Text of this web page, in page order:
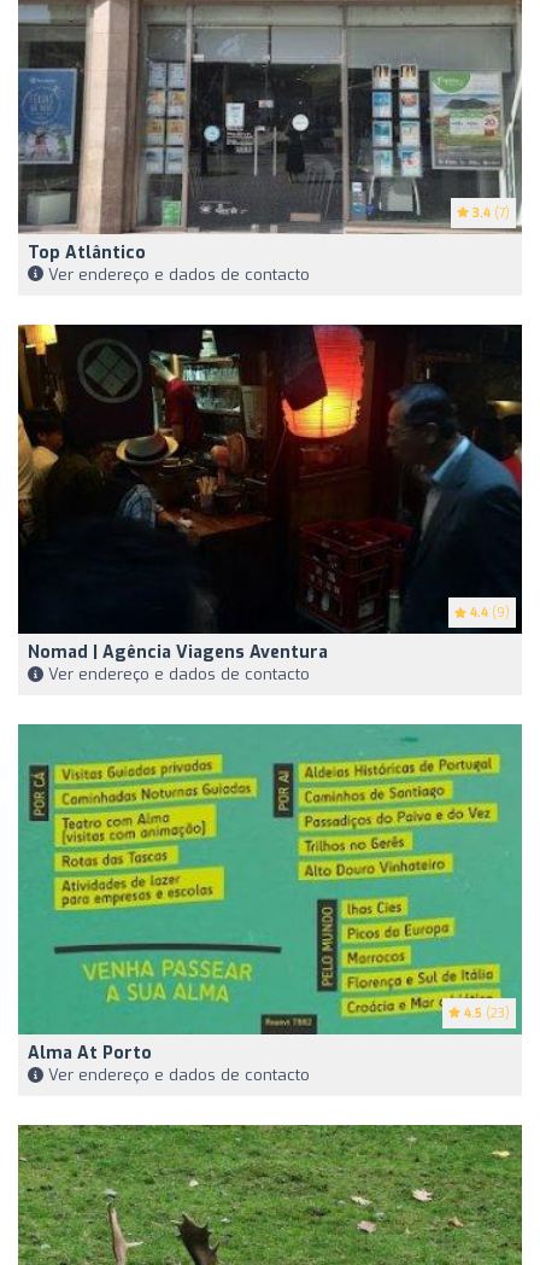
3.4 (7)
Top Atlântico
Ver endereço e dados de contacto
4.4 (9)
Nomad | Agência Viagens Aventura
Ver endereço e dados de contacto
4.5 (23)
Alma At Porto
Ver endereço e dados de contacto